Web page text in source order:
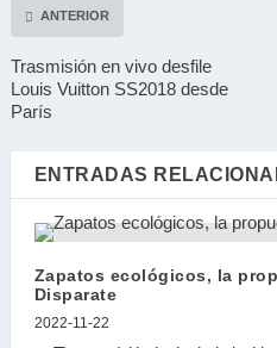
ANTERIOR
Trasmisión en vivo desfile
Louis Vuitton SS2018 desde
París
ENTRADAS
Zapatos ecológicos, la
Disparate
2022-11-22